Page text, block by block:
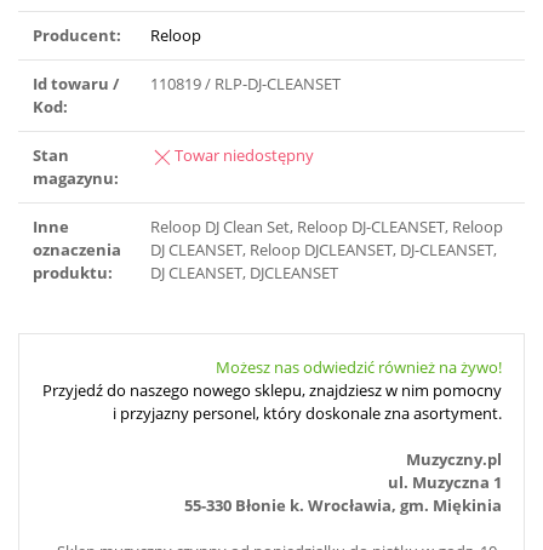
Producent: Reloop
Id towaru /
Kod:
110819 / RLP-DJ-CLEANSET
Stan
magazynu:
Towar niedostępny
Inne
oznaczenia
produktu:
Reloop DJ Clean Set, Reloop DJ-CLEANSET, Reloop
DJ CLEANSET, Reloop DJCLEANSET, DJ-CLEANSET,
DJ CLEANSET, DJCLEANSET
Możesz nas odwiedzić również na żywo!
Przyjedź do naszego nowego sklepu, znajdziesz w nim pomocny
i przyjazny personel, który doskonale zna asortyment.
Muzyczny.pl
ul. Muzyczna 1
55-330 Błonie k. Wrocławia, gm. Miękinia